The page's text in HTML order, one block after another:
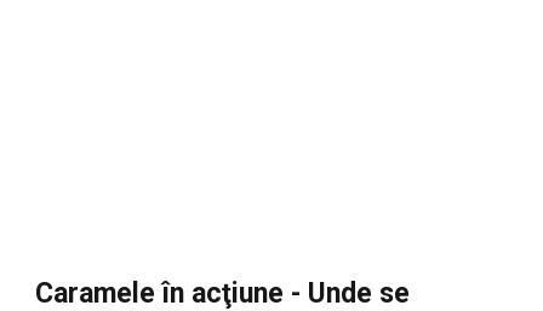
Caramele în acţiune - Unde se